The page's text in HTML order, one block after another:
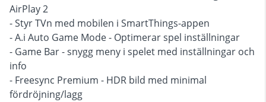
AirPlay 2
- Styr TVn med mobilen i SmartThings-appen
- A.i Auto Game Mode - Optimerar spel inställningar
- Game Bar - snygg meny i spelet med inställningar och
info
- Freesync Premium - HDR bild med minimal
fördröjning/lagg